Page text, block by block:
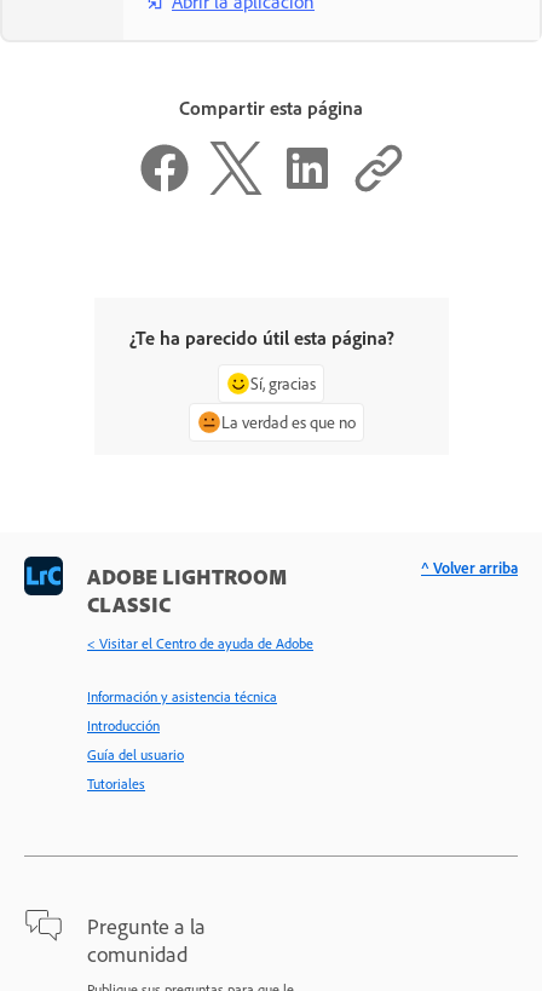
Compartir esta página
¿Te ha parecido útil esta página?
Sí, gracias
La verdad es que no
ADOBE LIGHTROOM
CLASSIC
< Visitar el Centro de ayuda de Adobe
Información y asistencia técnica
Introducción
Guía del usuario
Tutoriales
Pregunte a la
comunidad
^ Volver arriba